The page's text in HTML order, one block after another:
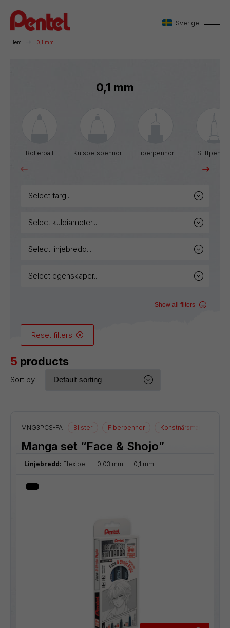
Sverige
Sverige
Hem 0,1 mm
0,1 mm
Rollerball Kulspetspennor Fiberpennor
select färg...
select kuldiameter...
select linjebredd...
select egenskaper...
Show all filters
Reset filters
5 products
Sort by
MNG3PCS-FA Blister Fiberpennor Konstnärsmaterial
Manga set “Face & Shojo”
Linjebredd: Flexibel 0,03 mm 0,1 mm